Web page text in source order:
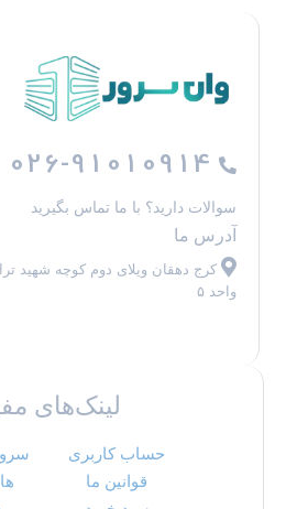
026-91010914
سوالات دارید؟ با ما تماس بگیرید
آدرس ما
کرج دهقان ویلای دوم کوچه شهید
واحد ۵
لینک‌های
حساب کاربری
قوانین ما